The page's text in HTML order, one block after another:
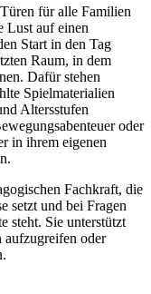
für alle Familien
Lust auf einen
Start in den Tag
Raum, in dem
Dafür stehen
Spielmaterialien
Altersstufen
oder
in ihrem eigenen
Fachkraft, die
setzt und bei Fragen
steht. Sie unterstützt
aufzugreifen oder